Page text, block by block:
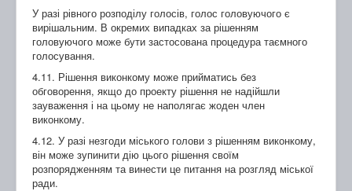
У разі рівного розподілу голосів, голос головуючого є
вирішальним. В окремих випадках за рішенням
головуючого може бути застосована процедура таємного
голосування.
4.11. Рішення виконкому може прийматись без
обговорення, якщо до проекту рішення не надійшли
зауваження і на цьому не наполягає жоден член
виконкому.
4.12. У разі незгоди міського голови з рішенням виконкому,
він може зупинити дію цього рішення своїм
розпорядженням та винести це питання на розгляд міської
ради.